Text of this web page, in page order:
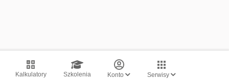
Kalkulatory Szkolenia Konto Serwisy